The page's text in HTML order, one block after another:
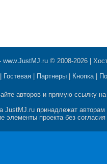
www.JustMJ.ru © 2008-2026 |
Гостевая Партнеры Кнопка|
авторов и прямую ссылку на
JustMJ.ru принадлежат авторам
элементы проекта без согласия